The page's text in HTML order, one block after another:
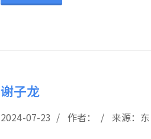
谢子龙
2024-07-23 / 作者： / 来源：东